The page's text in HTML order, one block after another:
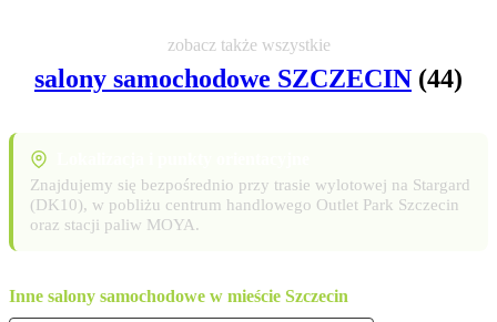
zobacz także wszystkie
salony samochodowe SZCZECIN (44)
Znajdujemy się bezpośrednio przy trasie wylotowej na Stargard
(DK10), w pobliżu centrum handlowego Outlet Park Szczecin
oraz stacji paliw MOYA.
Inne salony samochodowe w mieście Szczecin